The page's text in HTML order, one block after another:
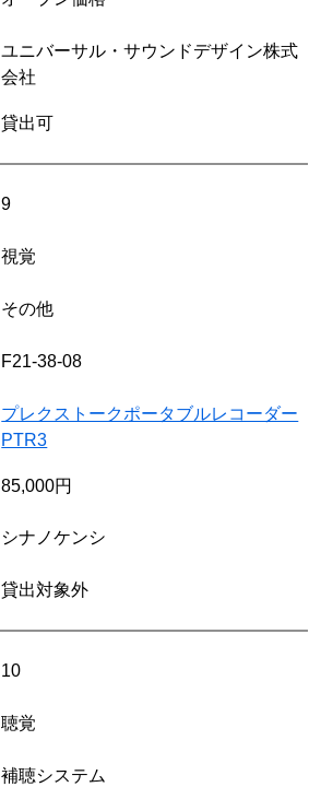
ユニバーサル・サウンドデザイン株式
会社
貸出可
9
視覚
その他
F21-38-08
プレクストークポータブルレコーダー
PTR3
85,000円
シナノケンシ
貸出対象外
10
聴覚
補聴システム